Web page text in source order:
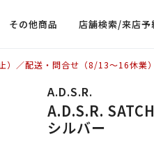
その他商品 店舗検索/来店予
／配送・問合せ（8/13〜16休業）
A.D.S.R.
A.D.S.R.
シルバー